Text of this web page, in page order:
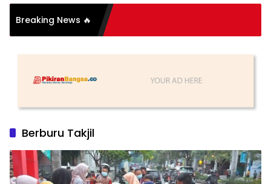
Breaking News 🔥
Berburu Takjil